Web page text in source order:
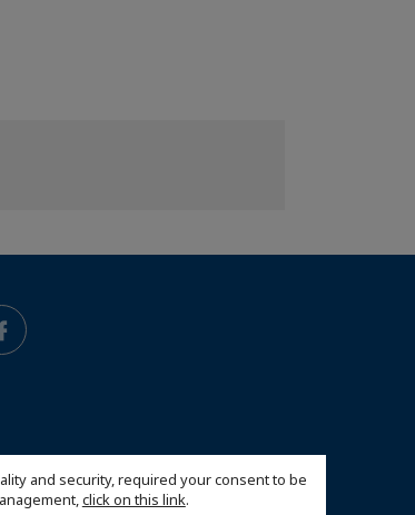
and security, required your consent to be
click on this link.